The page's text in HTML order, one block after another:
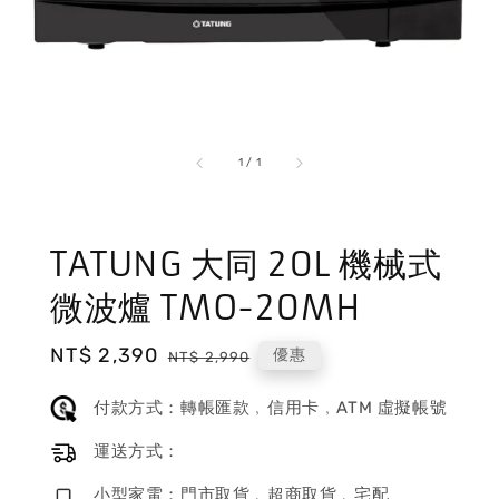
1 / 1
TATUNG 大同 20L 機械式
微波爐 TMO-20MH
Sale
NT$ 2,390 Regular
NT$ 2,990 優惠
付款方式：轉帳匯款﹐信用卡﹐ATM 虛擬帳號
運送方式：
小型家電：門市取貨﹐超商取貨﹐宅配